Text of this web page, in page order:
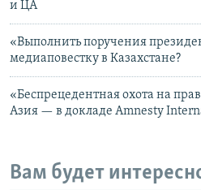
и ЦА
«Выполнить поручения
медиаповестку в Казахстане?
«Беспрецедентная охота на
Азия — в докладе Amnesty
Вам будет